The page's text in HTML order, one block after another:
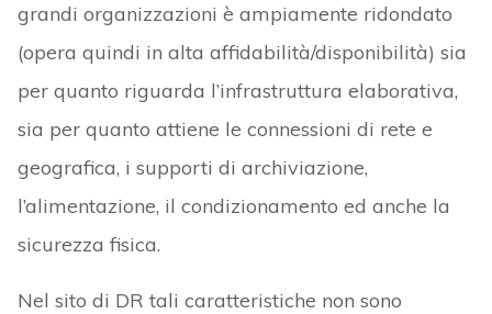
grandi organizzazioni è ampiamente ridondato
(opera quindi in alta affidabilità/disponibilità) sia
per quanto riguarda l’infrastruttura elaborativa,
sia per quanto attiene le connessioni di rete e
geografica, i supporti di archiviazione,
l’alimentazione, il condizionamento ed anche la
sicurezza fisica.
Nel sito di DR tali caratteristiche non sono